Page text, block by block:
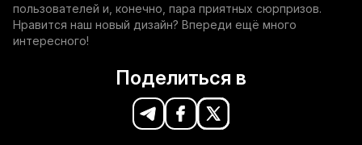
пользователей и, конечно, пара приятных сюрпризов.
Нравится наш новый дизайн? Впереди ещё много
интересного!
Поделиться в